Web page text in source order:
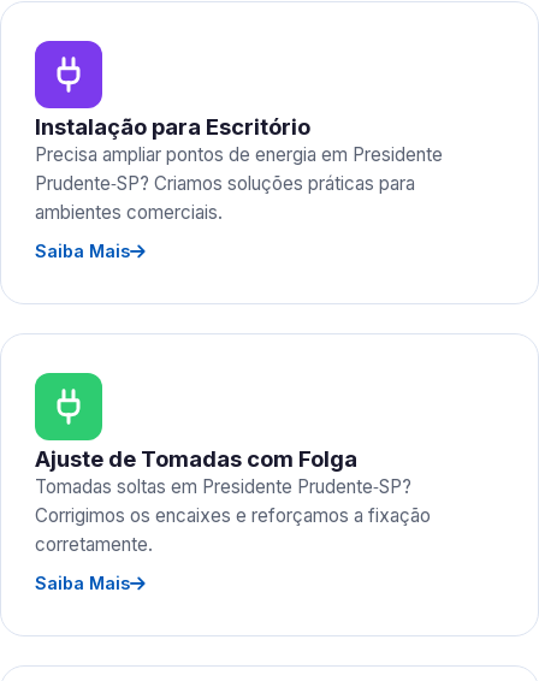
Instalação para Escritório
Precisa ampliar pontos de energia em Presidente
Prudente‑SP? Criamos soluções práticas para
ambientes comerciais.
Saiba Mais
Ajuste de Tomadas com Folga
Tomadas soltas em Presidente Prudente‑SP?
Corrigimos os encaixes e reforçamos a fixação
corretamente.
Saiba Mais